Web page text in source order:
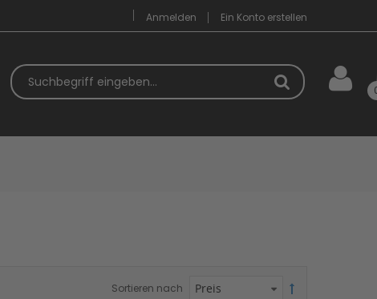
Anmelden Ein Konto erstellen
Suchbegriff
Sortieren nach